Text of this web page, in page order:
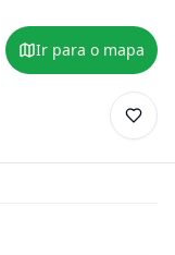
Ir para o mapa